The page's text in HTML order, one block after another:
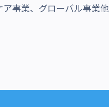
事業、グローバル事業他